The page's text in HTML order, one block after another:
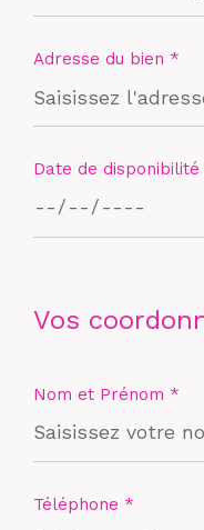
Adresse du bien *
Date de
Vos
Nom et Prénom *
Téléphone *